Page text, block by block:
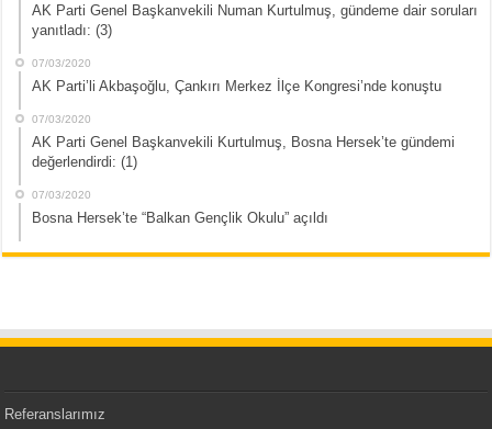
AK Parti Genel Başkanvekili Numan Kurtulmuş, gündeme dair soruları
yanıtladı: (3)
07/03/2020
AK Parti’li Akbaşoğlu, Çankırı Merkez İlçe Kongresi’nde konuştu
07/03/2020
AK Parti Genel Başkanvekili Kurtulmuş, Bosna Hersek’te gündemi
değerlendirdi: (1)
07/03/2020
Bosna Hersek’te “Balkan Gençlik Okulu” açıldı
Referanslarımız